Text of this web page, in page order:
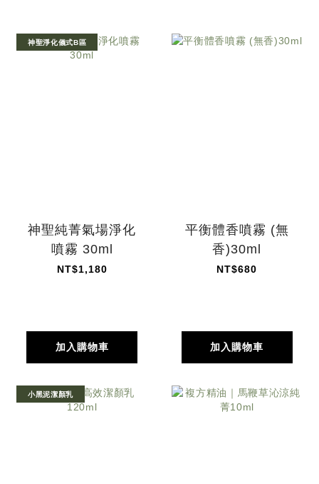
神聖淨化儀式B區
神聖純菁氣場淨化
噴霧 30ml
NT$1,180
加入購物車
平衡體香噴霧 (無
香)30ml
NT$680
加入購物車
小黑泥潔顏乳